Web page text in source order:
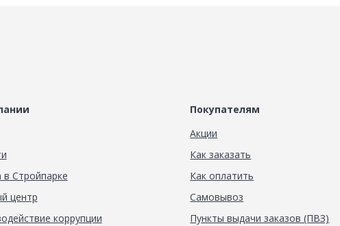
в Стройпарке
центр
коррупции
Покупателям
Акции
Как заказать
Как оплатить
Самовывоз
Пункты выдачи заказов (ПВЗ)